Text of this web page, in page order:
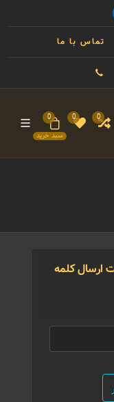
تماس با ما
تلگرام
0
0
سبد خرید
0
ارسال کلمه